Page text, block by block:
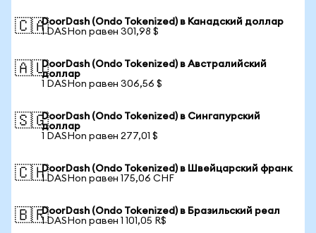
🇨🇦DoorDash (Ondo Tokenized) в Канадский доллар
1 DASHon равен 301,98 $
🇦🇺DoorDash (Ondo Tokenized) в Австралийский
доллар
1 DASHon равен 306,56 $
🇸🇬DoorDash (Ondo Tokenized) в Сингапурский
доллар
1 DASHon равен 277,01 $
🇨🇭DoorDash (Ondo Tokenized) в Швейцарский франк
1 DASHon равен 175,06 CHF
🇧🇷DoorDash (Ondo Tokenized) в Бразильский реал
1 DASHon равен 1 101,05 R$